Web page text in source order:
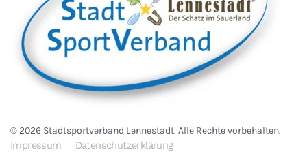
© 2026 Stadtsportverband Lennestadt. Alle Rechte vorbehalten.
Impressum
Datenschutzerklärung